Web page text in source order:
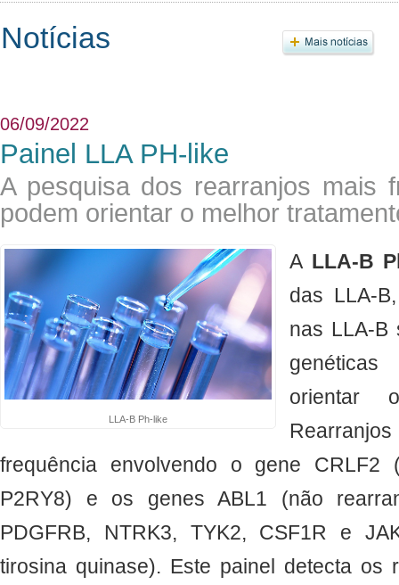
06/09/2022
Painel LLA PH-like
A pesquisa dos rearranjos mais
podem orientar o melhor
LLA-B Ph-like
​A LLA-B
das LLA-
nas LLA-B
orientar
frequência envolvendo o gene CRLF2
P2RY8) e os genes ABL1 (não
PDGFRB, NTRK3, TYK2, CSF1R e
tirosina quinase). Este painel detecta os